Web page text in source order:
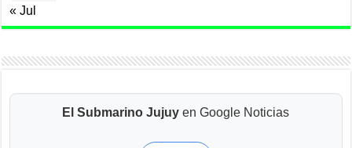
« Jul
El Submarino Jujuy en Google Noticias